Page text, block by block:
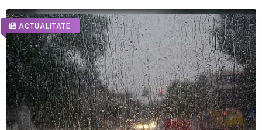
ACTUALITATE